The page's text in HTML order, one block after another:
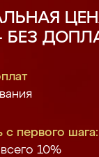
с первого шага:
10%